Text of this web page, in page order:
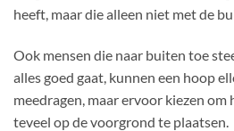
heeft, maar die alleen niet met de
Ook mensen die naar buiten toe
alles goed gaat, kunnen een hoop
meedragen, maar ervoor kiezen
teveel op de voorgrond te plaatsen.